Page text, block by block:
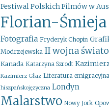
Festiwal Polskich Filmów w
Florian-Śmieja
Fotografia Fryderyk Chopin
Modrzejewska II wojna
Kanada Katarzyna Szrodt
Kazimierz Głaz Literatura emigracyjna
hiszpańskojęzyczna Londyn
Malarstwo Nowy Jork